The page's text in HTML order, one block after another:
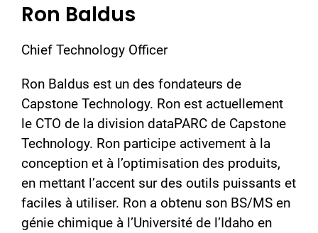
Ron Baldus
Chief Technology Officer
Ron Baldus est un des fondateurs de
Capstone Technology. Ron est actuellement
le CTO de la division dataPARC de Capstone
Technology. Ron participe activement à la
conception et à l’optimisation des produits,
en mettant l’accent sur des outils puissants et
faciles à utiliser. Ron a obtenu son BS/MS en
génie chimique à l’Université de l’Idaho en